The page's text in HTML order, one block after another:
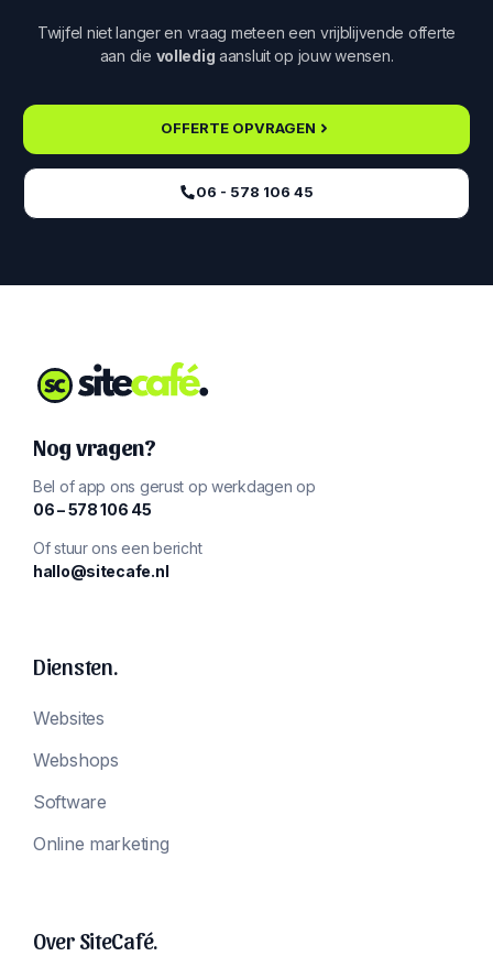
Twijfel niet langer en vraag meteen een vrijblijvende offerte
aan die volledig aansluit op jouw wensen.
OFFERTE OPVRAGEN
06 - 578 106 45‬
Nog vragen?
Bel of app ons gerust op werkdagen op
‪06 – 578 106 45‬
Of stuur ons een bericht
hallo@sitecafe.nl
Diensten.
Websites
Webshops
Software
Online marketing
Over SiteCafé.